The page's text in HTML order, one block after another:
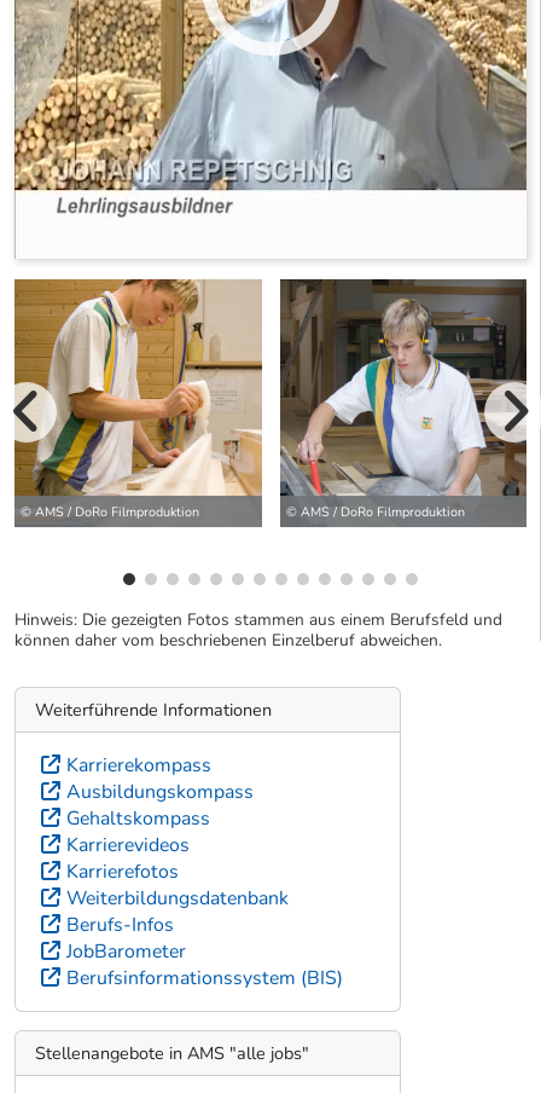
© AMS / DoRo Filmproduktion © AMS / DoRo Filmproduktion
Hinweis: Die gezeigten Fotos stammen aus einem Berufsfeld und
können daher vom beschriebenen Einzelberuf abweichen.
Weiterführende Informationen
Karrierekompass
Ausbildungskompass
Gehaltskompass
Karrierevideos
Karrierefotos
Weiterbildungsdatenbank
Berufs-Infos
JobBarometer
Berufsinformationssystem (BIS)
Stellenangebote in AMS "alle jobs"